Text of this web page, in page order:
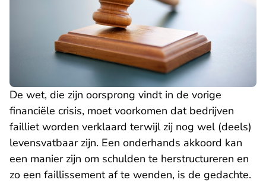
De wet, die zijn oorsprong vindt in de vorige
financiële crisis, moet voorkomen dat bedrijven
failliet worden verklaard terwijl zij nog wel (deels)
levensvatbaar zijn. Een onderhands akkoord kan
een manier zijn om schulden te herstructureren en
zo een faillissement af te wenden, is de gedachte.